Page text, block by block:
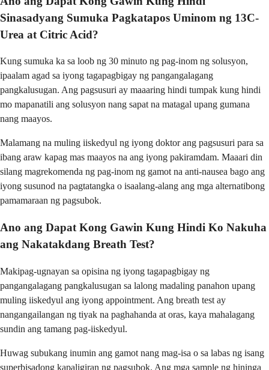
Sinasadyang Sumuka Pagkatapos Uminom ng 13C-
Urea at Citric Acid?
Kung sumuka ka sa loob ng 30 minuto ng pag-inom ng solusyon,
ipaalam agad sa iyong tagapagbigay ng pangangalagang
pangkalusugan. Ang pagsusuri ay maaaring hindi tumpak kung hindi
mo mapanatili ang solusyon nang sapat na matagal upang gumana
nang maayos.
Malamang na muling iiskedyul ng iyong doktor ang pagsusuri para sa
ibang araw kapag mas maayos na ang iyong pakiramdam. Maaari din
silang magrekomenda ng pag-inom ng gamot na anti-nausea bago ang
iyong susunod na pagtatangka o isaalang-alang ang mga alternatibong
pamamaraan ng pagsubok.
Ano ang Dapat Kong Gawin Kung Hindi Ko Nakuha
ang Nakatakdang Breath Test?
Makipag-ugnayan sa opisina ng iyong tagapagbigay ng
pangangalagang pangkalusugan sa lalong madaling panahon upang
muling iiskedyul ang iyong appointment. Ang breath test ay
nangangailangan ng tiyak na paghahanda at oras, kaya mahalagang
sundin ang tamang pag-iiskedyul.
Huwag subukang inumin ang gamot nang mag-isa o sa labas ng isang
superbisadong kapaligiran ng pagsubok. Ang mga sample ng hininga